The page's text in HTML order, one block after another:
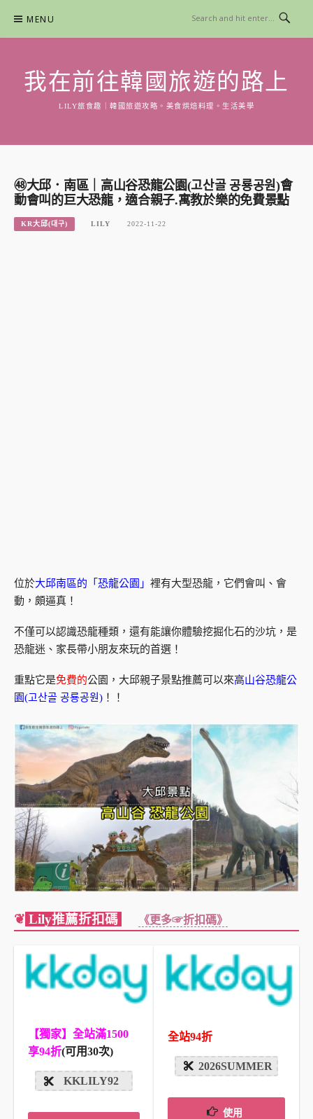
content
MENU
我在前往韓國旅遊的路上
LILY旅食趣｜韓國旅遊攻略。美食烘焙料理。生活美學
㊽大邱．南區｜高山谷恐龍公園(고산골 공룡공원)會
動會叫的巨大恐龍，適合親子.寓教於樂的免費景點
KR大邱(대구) LILY 2022-11-22
位於大邱南區的「恐龍公園」 裡有大型恐龍，它們會叫、會
動，頗逼真！
不僅可以認識恐龍種類，還有能讓你體驗挖掘化石的沙坑，是
恐龍迷、家長帶小朋友來玩的首選！
重點它是免費的公園，大邱親子景點推薦可以來高山谷恐龍公
園(고산골 공룡공원) ！！
❦ Lily推薦折扣碼 《更多☞折扣碼》
【獨家】全站滿1500
享94折(可用30次)
KKLILY92
全站94折
2026SUMMER
使用